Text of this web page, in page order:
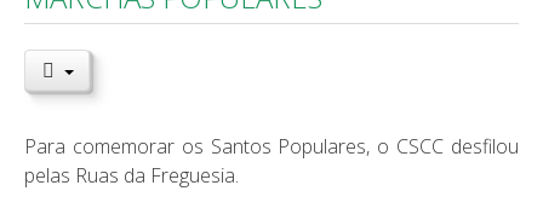
Para comemorar os Santos Populares, o CSCC desfilou
pelas Ruas da Freguesia.